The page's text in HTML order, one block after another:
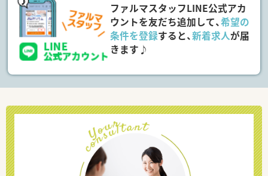
ファルマスタッフLINE公式アカ
ウントを友だち追加して、希望の
条件を登録すると、新着求人が届
きます♪